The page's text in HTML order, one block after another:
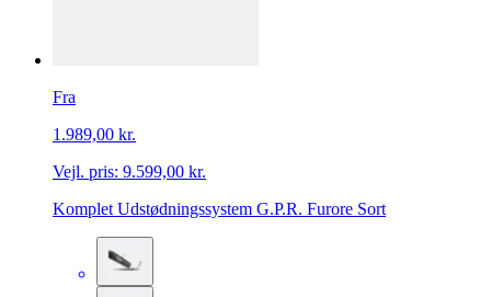
Fra
1.989,00 kr.
Vejl. pris: 9.599,00 kr.
Komplet Udstødningssystem G.P.R. Furore Sort